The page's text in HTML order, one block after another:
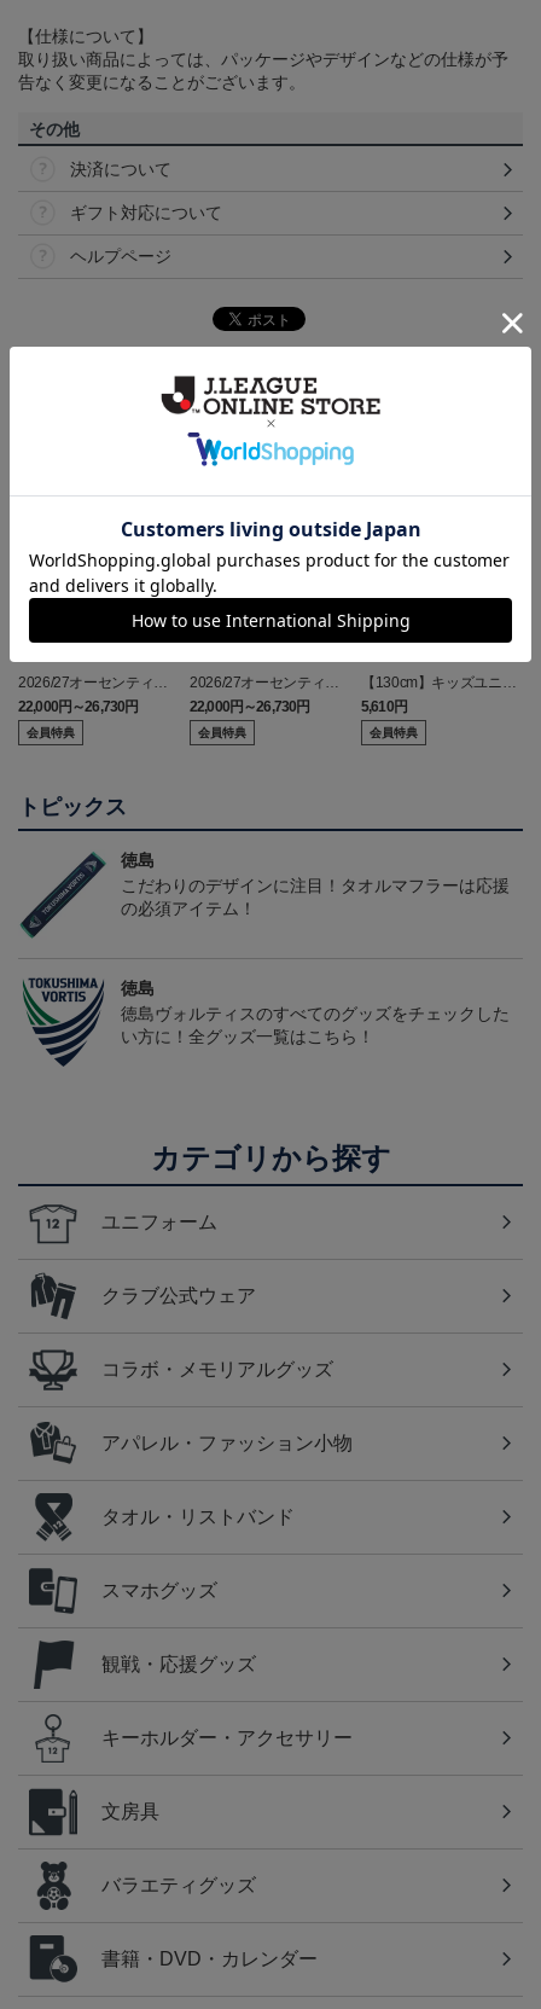
【仕様について】
取り扱い商品によっては、パッケージやデザインなどの仕様が予
告なく変更になることがございます。
その他
決済について
ギフト対応について
ヘルプページ
2026/27オーセンティッ
クユニフォーム(FP1st/半
袖)
22,000円～26,730円
会員特典
2026/27オーセンティッ
クユニフォーム(FP2nd/半
袖）
22,000円～26,730円
会員特典
NEW
【130cm】キッズユニフ
ォーム
5,610円
会員特典
トピックス
徳島
こだわりのデザインに注目！タオルマフラーは応援
の必須アイテム！
徳島
徳島ヴォルティスのすべてのグッズをチェックした
い方に！全グッズ一覧はこちら！
カテゴリから探す
ユニフォーム
クラブ公式ウェア
コラボ・メモリアルグッズ
アパレル・ファッション小物
タオル・リストバンド
スマホグッズ
観戦・応援グッズ
キーホルダー・アクセサリー
文房具
バラエティグッズ
書籍・DVD・カレンダー